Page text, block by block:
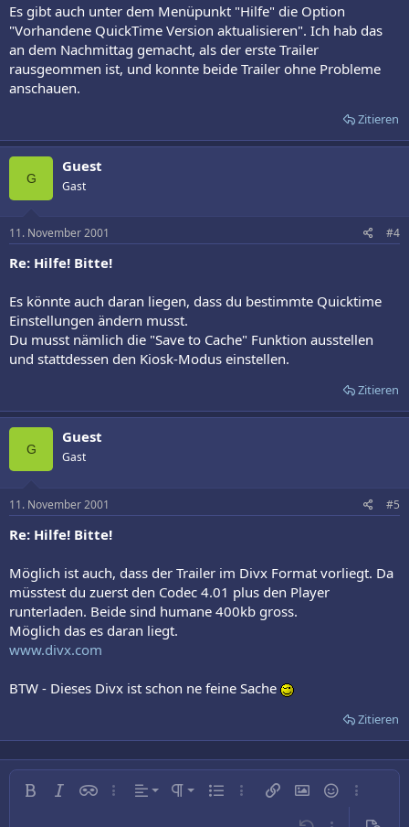
Es gibt auch unter dem Menüpunkt "Hilfe" die Option
"Vorhandene QuickTime Version aktualisieren". Ich hab das
an dem Nachmittag gemacht, als der erste Trailer
rausgeommen ist, und konnte beide Trailer ohne Probleme
anschauen.
Zitieren
G
Guest
Gast
11. November 2001 #4
Re: Hilfe! Bitte!
Es könnte auch daran liegen, dass du bestimmte Quicktime
Einstellungen ändern musst.
Du musst nämlich die "Save to Cache" Funktion ausstellen
und stattdessen den Kiosk-Modus einstellen.
Zitieren
G
Guest
Gast
11. November 2001 #5
Re: Hilfe! Bitte!
Möglich ist auch, dass der Trailer im Divx Format vorliegt. Da
müsstest du zuerst den Codec 4.01 plus den Player
runterladen. Beide sind humane 400kb gross.
Möglich das es daran liegt.
www.divx.com
BTW - Dieses Divx ist schon ne feine Sache
Zitieren
Fett KursivInline-Spoiler
Weitere…Ausrichtung
Linksbündig
Absatzformatierung
Normal Ungeordnete Liste
Weitere…Link einfügen
Bild einfügen
SmileysWeitere…